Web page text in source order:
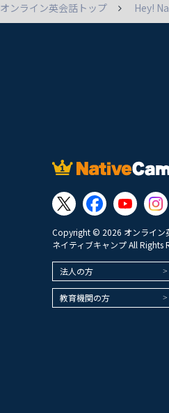
オンライン英会話トップ Hey!
Copyright © 2026 オンライン
ネイティブキャンプ All Rights
法人の方
教育機関の方